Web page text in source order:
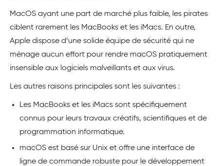
MacOS ayant une part de marché plus faible, les pirates
ciblent rarement les MacBooks et les iMacs. En outre,
Apple dispose d’une solide équipe de sécurité qui ne
ménage aucun effort pour rendre macOS pratiquement
insensible aux logiciels malveillants et aux virus.
Les autres raisons principales sont les suivantes :
Les MacBooks et les iMacs sont spécifiquement
connus pour leurs travaux créatifs, scientifiques et de
programmation informatique.
macOS est basé sur Unix et offre une interface de
ligne de commande robuste pour le développement